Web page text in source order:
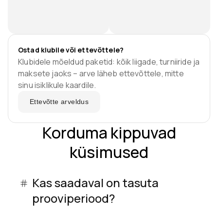
Ostad klubile või ettevõttele?
Klubidele mõeldud paketid: kõik liigade, turniiride ja
maksete jaoks – arve läheb ettevõttele, mitte
sinu isiklikule kaardile.
Ettevõtte arveldus
Korduma kippuvad
küsimused
Kas saadaval on tasuta
prooviperiood?